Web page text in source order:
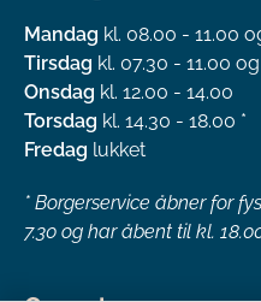
Mandag kl. 08.00 - 11.00
Tirsdag kl. 07.30 - 11.00
Onsdag kl. 12.00 - 14.00
Torsdag kl. 14.30 - 18.00 *
Fredag lukket
* Borgerservice åbner for
7.30 og har åbent til kl.